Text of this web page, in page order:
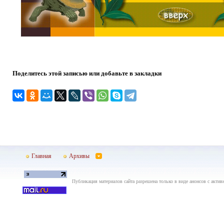
Поделитесь этой записью или добавьте в закладки
Главная Архивы
Публикация материалов сайта разрешена только в виде анонсов с